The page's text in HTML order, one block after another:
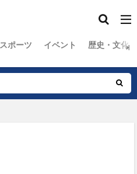
スポーツ イベント 歴史・文化